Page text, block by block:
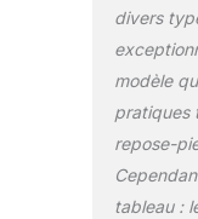
divers
modèle
pratiques
repose-
tableau :